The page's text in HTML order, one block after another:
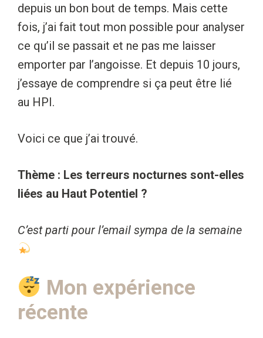
depuis un bon bout de temps. Mais cette
fois, j’ai fait tout mon possible pour analyser
ce qu’il se passait et ne pas me laisser
emporter par l’angoisse. Et depuis 10 jours,
j’essaye de comprendre si ça peut être lié
au HPI.
Voici ce que j’ai trouvé.
Thème : Les terreurs nocturnes sont-elles
liées au Haut Potentiel ?
C’est parti pour l’email sympa de la semaine
Mon expérience
récente